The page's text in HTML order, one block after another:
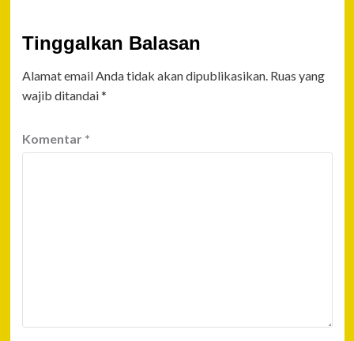
Tinggalkan Balasan
Alamat email Anda tidak akan dipublikasikan. Ruas yang
wajib ditandai*
Komentar *